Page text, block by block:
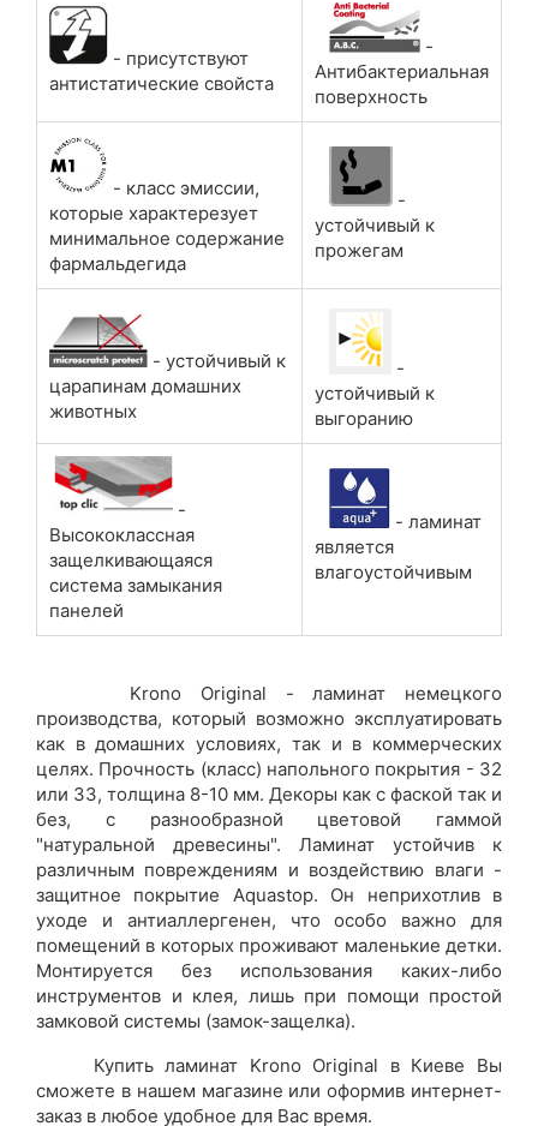
- присутствуют
антистатические свойста
-
Антибактериальная
поверхность
- класс эмиссии,
которые характерезует
минимальное содержание
фармальдегида
-
устойчивый к
прожегам
- устойчивый к
царапинам домашних
животных
-
устойчивый к
выгоранию
-
Высококлассная
защелкивающаяся
система замыкания
панелей
- ламинат
является
влагоустойчивым
Krono Original - ламинат немецкого
производства, который возможно эксплуатировать
как в домашних условиях, так и в коммерческих
целях. Прочность (класс) напольного покрытия - 32
или 33, толщина 8-10 мм. Декоры как с фаской так и
без, с разнообразной цветовой гаммой
"натуральной древесины". Ламинат устойчив к
различным повреждениям и воздействию влаги -
защитное покрытие Aquastop. Он неприхотлив в
уходе и антиаллергенен, что особо важно для
помещений в которых проживают маленькие детки.
Монтируется без использования каких-либо
инструментов и клея, лишь при помощи простой
замковой системы (замок-защелка).
Купить ламинат Krono Original в Киеве Вы
сможете в нашем магазине или оформив интернет-
заказ в любое удобное для Вас время.